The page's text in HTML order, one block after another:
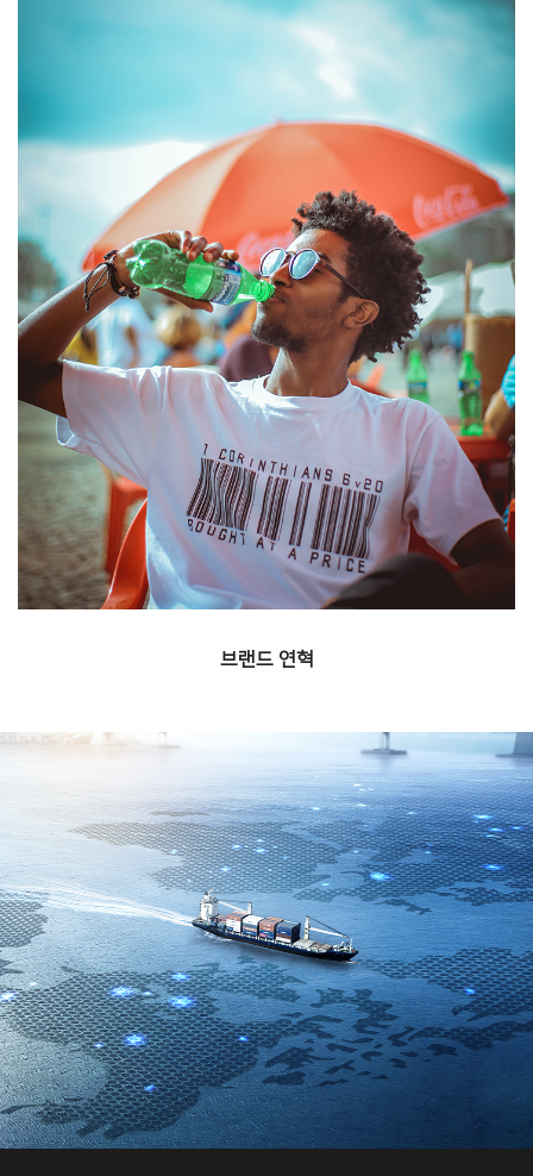
2002년 스타벅스 병커피 런칭, 2007년 아리조나
아이스티 런칭 등 인기 수입음료의 시작에는
한국쥬맥스가 있습니다.
브랜드 연혁